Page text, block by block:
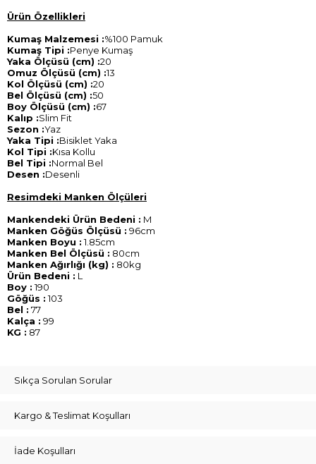
Ürün Özellikleri
Kumaş Malzemesi :%100 Pamuk
Kumaş Tipi :Penye Kumaş
Yaka Ölçüsü (cm) :20
Omuz Ölçüsü (cm) :13
Kol Ölçüsü (cm) :20
Bel Ölçüsü (cm) :50
Boy Ölçüsü (cm) :67
Kalıp :Slim Fit
Sezon :Yaz
Yaka Tipi :Bisiklet Yaka
Kol Tipi :Kısa Kollu
Bel Tipi :Normal Bel
Desen :Desenli
Resimdeki Manken Ölçüleri
Mankendeki Ürün Bedeni : M
Manken Göğüs Ölçüsü : 96cm
Manken Boyu :1.85cm
Manken Bel Ölçüsü : 80cm
Manken Ağırlığı (kg) : 80kg
Ürün Bedeni : L
Boy :190
Göğüs :103
Bel : 77
Kalça : 99
KG : 87
Sıkça Sorulan Sorular
Kargo & Teslimat Koşulları
İade Koşulları